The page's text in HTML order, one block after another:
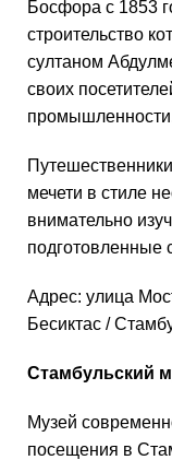
Босфора с 1853
строительство
султаном
своих
мечети в стиле
внимательно
подготовленные
Адрес: улица
Бесиктас /
Стамбульский
Музей
посещения в